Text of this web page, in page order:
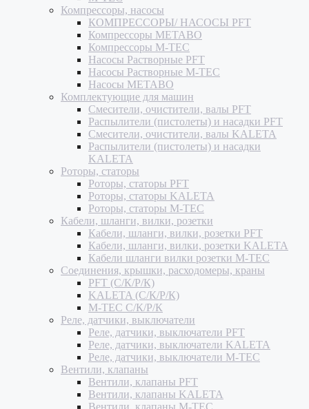
Компрессоры, насосы
КОМПРЕССОРЫ/ НАСОСЫ PFT
Компрессоры METABO
Компрессоры M-TEC
Насосы Растворные PFT
Насосы Растворные M-TEC
Насосы METABO
Комплектующие для машин
Смесители, очистители, валы PFT
Распылители (пистолеты) и насадки PFT
Смесители, очистители, валы KALETA
Распылители (пистолеты) и насадки
KALETA
Роторы, статоры
Роторы, статоры PFT
Роторы, статоры KALETA
Роторы, статоры M-TEC
Кабели, шланги, вилки, розетки
Кабели, шланги, вилки, розетки PFT
Кабели, шланги, вилки, розетки KALETA
Кабели шланги вилки розетки M-TEC
Соединения, крышки, расходомеры, краны
PFT (С/К/Р/К)
KALETA (С/К/Р/К)
M-TEC С/К/Р/К
Реле, датчики, выключатели
Реле, датчики, выключатели PFT
Реле, датчики, выключатели KALETA
Реле, датчики, выключатели M-TEC
Вентили, клапаны
Вентили, клапаны PFT
Вентили, клапаны KALETA